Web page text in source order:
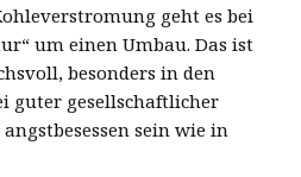
geht es bei
um einen Umbau. Das ist
besonders in den
guter gesellschaftlicher
sein wie in